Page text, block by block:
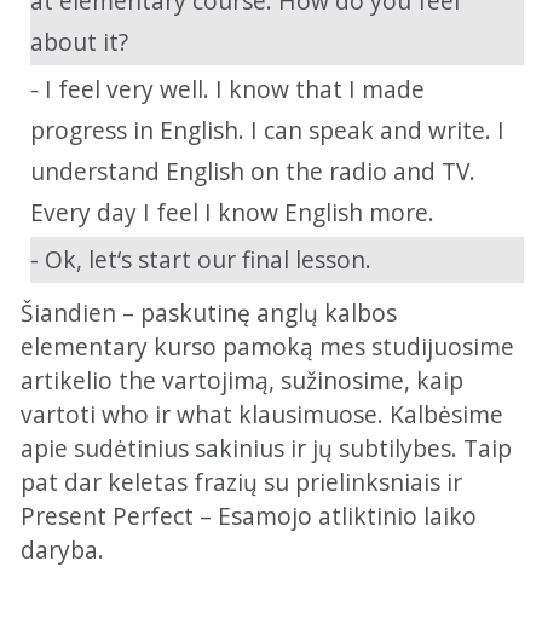
about it?
- I feel very well. I know that I made
progress in English. I can speak and write. I
understand English on the radio and TV.
Every day I feel I know English more.
- Ok, let‘s start our final lesson.
Šiandien – paskutinę anglų kalbos
elementary kurso pamoką mes studijuosime
artikelio the vartojimą, sužinosime, kaip
vartoti who ir what klausimuose. Kalbėsime
apie sudėtinius sakinius ir jų subtilybes. Taip
pat dar keletas frazių su prielinksniais ir
Present Perfect – Esamojo atliktinio laiko
daryba.